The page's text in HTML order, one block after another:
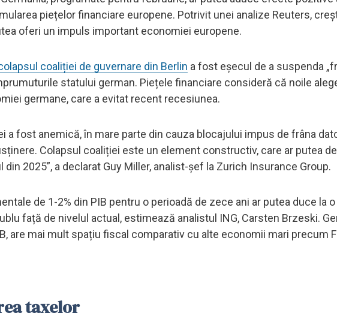
piețelor financiare europene. Potrivit unei analize Reuters,
oferi un impuls important economiei europene.
coaliției de guvernare din Berlin a fost eșecul de a suspenda
statului german. Piețele financiare consideră că noile
germane, care a evitat recent recesiunea.
a fost anemică, în mare parte din cauza blocajului impus de frâna
Colapsul coaliției este un element constructiv, care ar putea
2025”, a declarat Guy Miller, analist-șef la Zurich Insurance Group.
de 1-2% din PIB pentru o perioadă de zece ani ar putea duce la
față de nivelul actual, estimează analistul ING, Carsten Brzeski.
are mai mult spațiu fiscal comparativ cu alte economii mari precum
taxelor